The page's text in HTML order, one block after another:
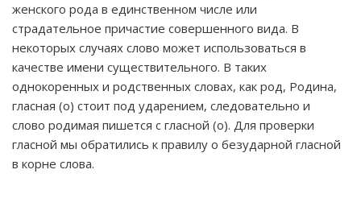
женского рода в единственном числе или
страдательное причастие совершенного вида. В
некоторых случаях слово может использоваться в
качестве имени существительного. В таких
однокоренных и родственных словах, как род, Родина,
гласная (о) стоит под ударением, следовательно и
слово родимая пишется с гласной (о). Для проверки
гласной мы обратились к правилу о безударной гласной
в корне слова.